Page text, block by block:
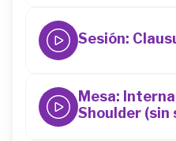
Sesión:
Mesa:
Shoulder (sin